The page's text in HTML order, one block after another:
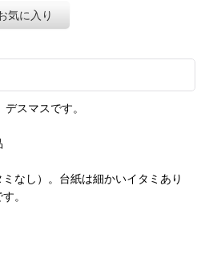
気に入り
スマスです。
なし）。台紙は細かいイタミあり
。